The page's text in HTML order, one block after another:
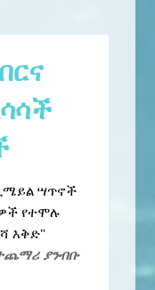
ሣጥኖች
የተሞሉ
እቅድ"
ያንብቡ